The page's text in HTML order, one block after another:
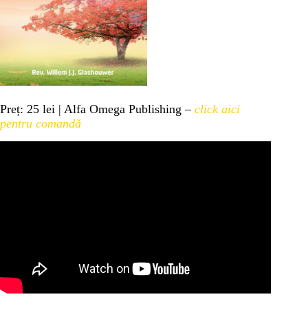
Preț: 25 lei | Alfa Omega Publishing – click aici
pentru comandă